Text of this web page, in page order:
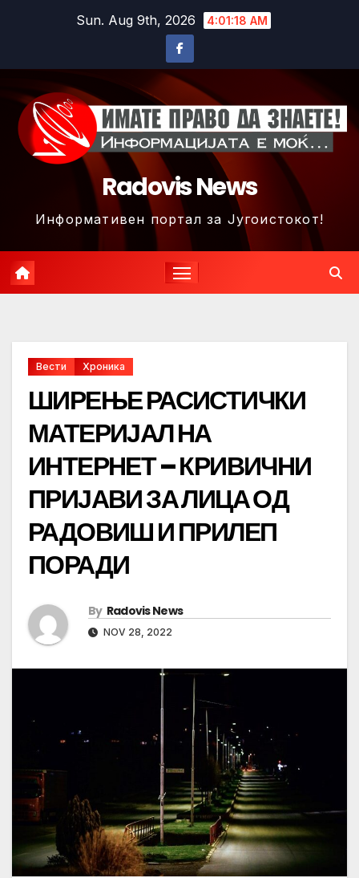
Sun. Aug 9th, 2026 4:01:20 AM
Radovis News
Информативен портал за Југоистокот!
Вести Хроника
ШИРЕЊЕ РАСИСТИЧКИ
МАТЕРИЈАЛ НА
ИНТЕРНЕТ – КРИВИЧНИ
ПРИЈАВИ ЗА ЛИЦА ОД
РАДОВИШ И ПРИЛЕП
ПОРАДИ
By Radovis News
NOV 28, 2022